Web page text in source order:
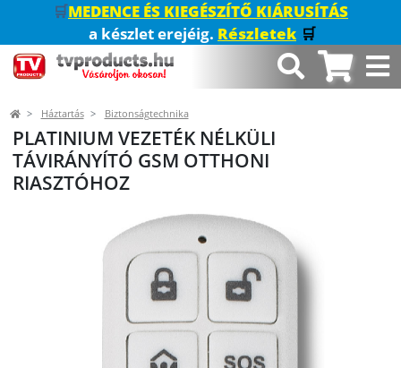
🛒MEDENCE ÉS KIEGÉSZÍTŐ KIÁRUSÍTÁS
a készlet erejéig. Részletek 🛒
Háztartás Biztonságtechnika
PLATINIUM VEZETÉK NÉLKÜLI
TÁVIRÁNYÍTÓ GSM OTTHONI
RIASZTÓHOZ